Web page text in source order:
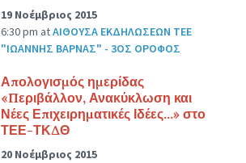
19 Νοέμβριος 2015
6:30 pm atΑΙΘΟΥΣΑ ΕΚΔΗΛΩΣΕΩΝ ΤΕΕ
"ΙΩΑΝΝΗΣ ΒΑΡΝΑΣ" - 3ΟΣ ΟΡΟΦΟΣ
Απολογισμός ημερίδας
«Περιβάλλον, Ανακύκλωση και
Νέες Επιχειρηματικές Ιδέες…» στο
ΤΕΕ-ΤΚΔΘ
20 Νοέμβριος 2015